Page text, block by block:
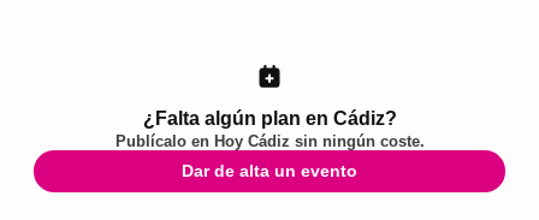
¿Falta algún plan en Cádiz?
Publícalo en Hoy Cádiz sin ningún coste.
Dar de alta un evento